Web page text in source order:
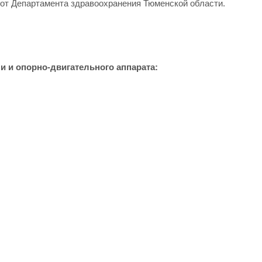
Департамента здравоохранения Тюменской области.
и опорно-двигательного аппарата: